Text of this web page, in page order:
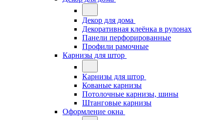
Декор для дома
Декоративная клеёнка в рулонах
Панели перфорированные
Профили рамочные
Карнизы для штор
Карнизы для штор
Кованые карнизы
Потолочные карнизы, шины
Штанговые карнизы
Оформление окна